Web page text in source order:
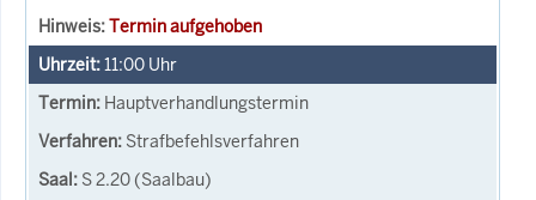
Termin aufgehoben
11:00 Uhr
Hauptverhandlungstermin
Strafbefehlsverfahren
S 2.20 (Saalbau)